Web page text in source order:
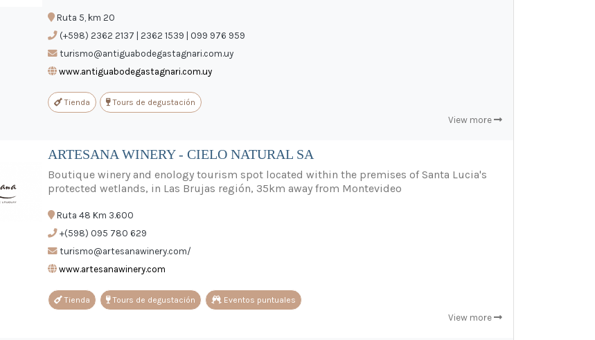
Ruta 5, km 20
(+598) 2362 2137 | 2362 1539 | 099 976 959
turismo@antiguabodegastagnari.com.uy
www.antiguabodegastagnari.com.uy
Tienda Tours de degustación
View more
ARTESANA WINERY - CIELO NATURAL SA
Boutique winery and enology tourism spot located within the premises of Santa Lucia's
protected wetlands, in Las Brujas región, 35km away from Montevideo
Ruta 48 Km 3.600
+(598) 095 780 629
turismo@artesanawinery.com/
www.artesanawinery.com
Tienda Tours de degustación Eventos puntuales
View more